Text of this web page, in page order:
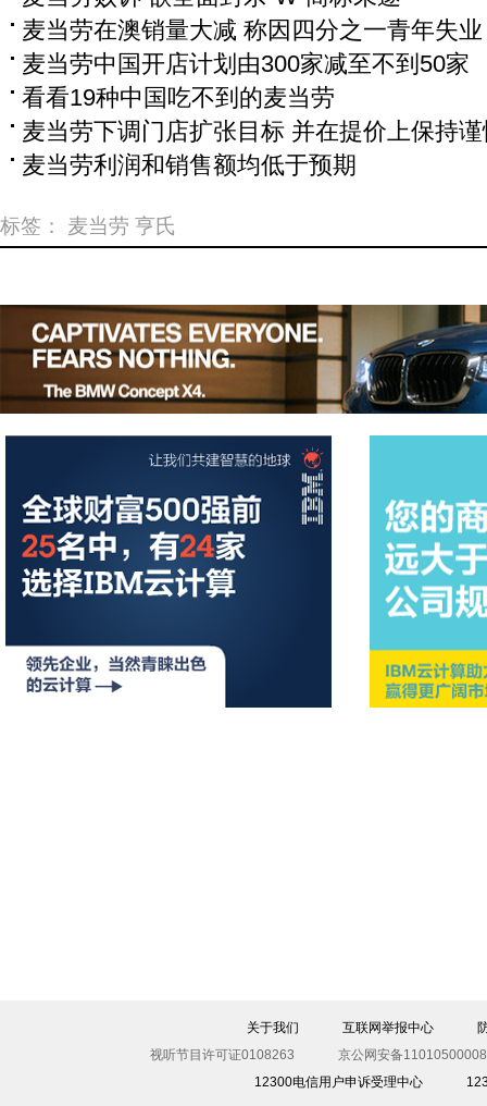
麦当劳在澳销量大减 称因四分之一青年失业
麦当劳中国开店计划由300家减至不到50家
看看19种中国吃不到的麦当劳
麦当劳下调门店扩张目标 并在提价上保持
麦当劳利润和销售额均低于预期
标签： 麦当劳 亨氏
关于我们 互联网举报中心
视听节目许可证0108263
京公网安备
12300电信用户申诉受理中心